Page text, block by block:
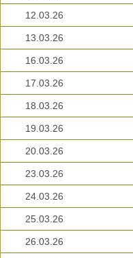
12.03.26
13.03.26
16.03.26
17.03.26
18.03.26
19.03.26
20.03.26
23.03.26
24.03.26
25.03.26
26.03.26